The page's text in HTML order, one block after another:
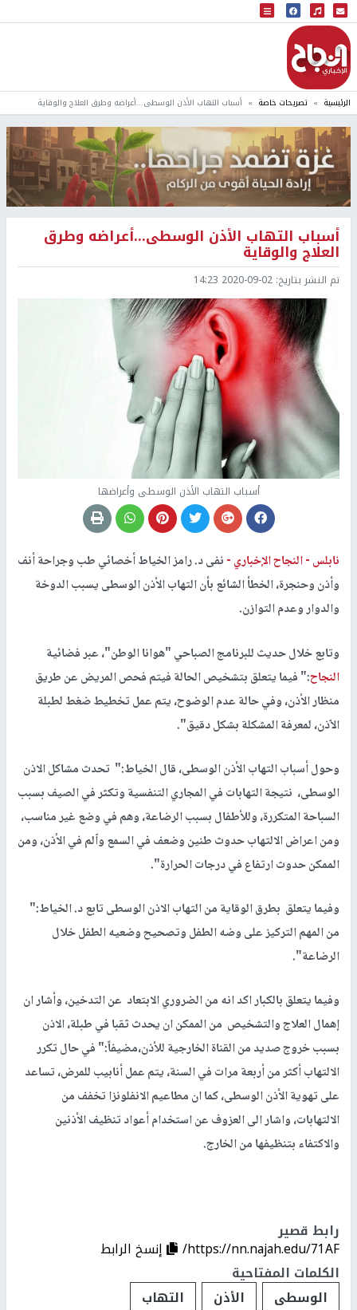
البث المباشر
إذاعة النجاح
الرئيسية تصريحات خاصة أسباب التهاب الأذن الوسطى...أعراضه وطرق العلاج والوقاية
أسباب التهاب الأذن الوسطى...أعراضه وطرق
العلاج والوقاية
تم النشر بتاريخ: 2020-09-02 14:23
أسباب التهاب الأذن الوسطى وأعراضها
نابلس -النجاح الإخباري -نفى د. رامز الخياط أخصائي طب وجراحة أنف
وأذن وحنجرة، الخطأ الشائع بأن التهاب الأذن الوسطى يسبب الدوخة
والدوار وعدم التوازن.
وتابع خلال حديث للبرنامج الصباحي "هوانا الوطن"، عبر فضائية
النجاح:" فيما يتعلق بتشخيص الحالة فيتم فحص المريض عن طريق
منظار الأذن، وفي حالة عدم الوضوح، يتم عمل تخطيط ضغط لطبلة
الاّذن، لمعرفة المشكلة بشكل دقيق".
وحول أسباب التهاب الأذن الوسطى، قال الخياط:" تحدث مشاكل الاذن
الوسطى، نتيجة التهابات في المجاري التنفسية وتكثر في الصيف بسبب
السباحة المتكررة، وللأطفال بسبب الرضاعة، وهم في وضع غير مناسب،
ومن اعراض الالتهاب حدوث طنين وضعف في السمع واّلم في الأذن، ومن
الممكن حدوث ارتفاع في درجات الحرارة".
وفيما يتعلق بطرق الوقاية من التهاب الاذن الوسطى تابع د. الخياط:"
من المهم التركيز على وضه الطفل وتصحيح وضعيه الطفل خلال
الرضاعة".
وفيما يتعلق بالكبار اكد انه من الضروري الابتعاد عن التدخين، وأشار ان
إهمال العلاج والتشخيص من الممكن ان يحدث ثقبا في طبلة، الاذن
بسبب خروج صديد من القناة الخارجية للأذن،مضيفاً:" في حال تكرر
الالتهاب أكثر من أربعة مرات في السنة، يتم عمل أنابيب للمرض، تساعد
على تهوية الأذن الوسطى، كما ان مطاعيم الانفلونزا تخفف من
الالتهابات، واشار الى العزوف عن استخدام أعواد تنظيف الأذنين
والاكتفاء بتنظيفها من الخارج.
رابط قصير
https://nn.najah.edu/71AF/
إنسخ الرابط
الكلمات المفتاحية
الوسطى
الأذن التهاب